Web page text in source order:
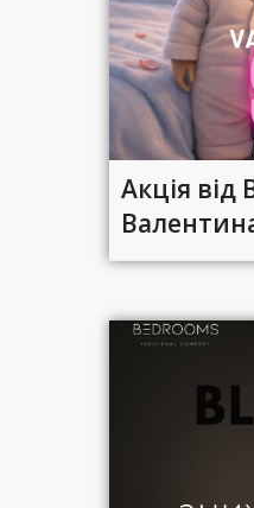
Акція від